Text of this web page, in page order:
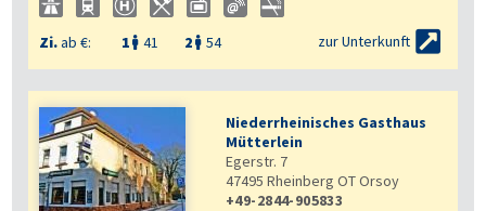
Zi.ab €: 1  41 2  54 zur Unterkunft 
Niederrheinisches Gasthaus
Mütterlein
Egerstr. 7
47495 Rheinberg OT Orsoy
+49-2844-905833